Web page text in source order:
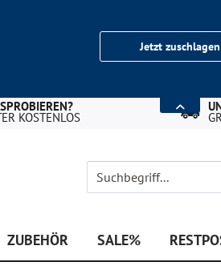
Jetzt zuschlagen
KOSTENLOS
ZUBEHÖR SALE%